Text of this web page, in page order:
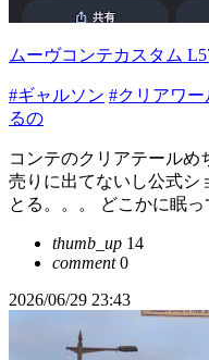
ムーヴコンテカスタム
#ギャルソン #クリアワー
るの
コンテのクリアテールめ
売りに出てないし公式シ
とる。。。 どこかに眠
thumb_up 14
comment0
2026/06/29 23:43